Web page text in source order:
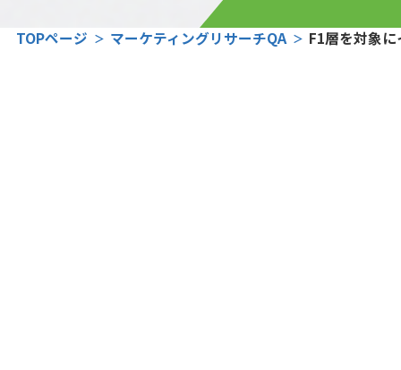
TOPページ マーケティングリサーチQA F1層を対象